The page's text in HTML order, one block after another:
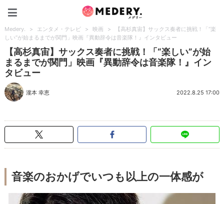
Medery. > エンタメ・テレビ > 映画 >
【高杉真宙】サックス奏者に挑戦！「“楽
しい”が始まるまでが関門」映画『異動辞令は音楽隊！』インタビュー
【高杉真宙】サックス奏者に挑戦！「“楽しい”が始
まるまでが関門」映画『異動辞令は音楽隊！』イン
タビュー
瀧本 幸恵 2022.8.25 17:00
音楽のおかげでいつも以上の一体感が